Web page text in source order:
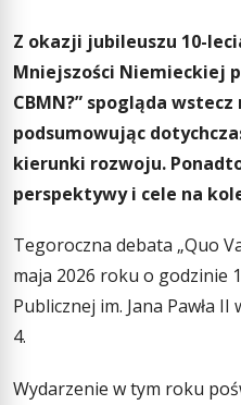
Z okazji jubileuszu 10-
Mniejszości Niemieckiej
CBMN?” spogląda
podsumowując
kierunki rozwoju.
perspektywy i cele na
Tegoroczna debata „Quo
maja 2026 roku o godzinie
Publicznej im. Jana Pawła
4.
Wydarzenie w tym roku